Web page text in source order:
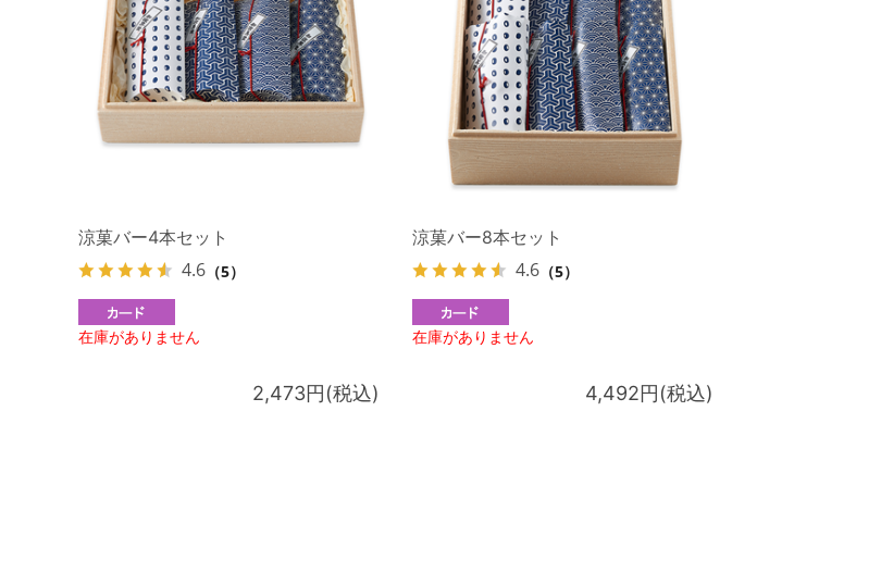
涼菓バー4本セット
4.6 （5）
在庫がありません
2,473円(税込)
涼菓バー8本セット
4.6 （5）
在庫がありません
4,492円(税込)